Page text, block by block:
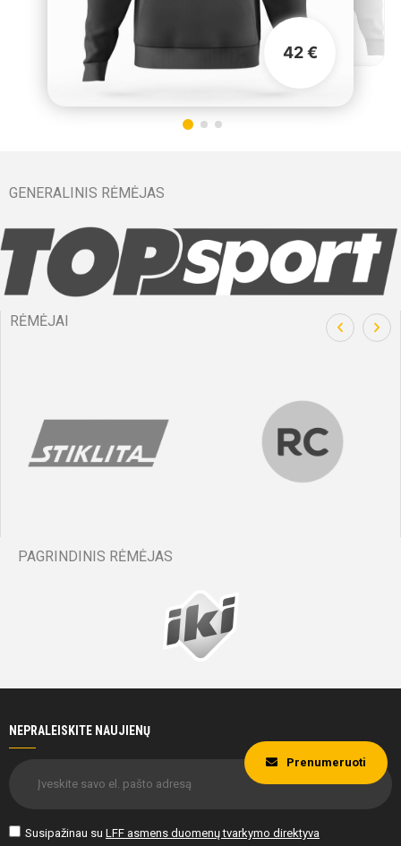
42 €
GENERALINIS RĖMĖJAS
RĖMĖJAI
PAGRINDINIS RĖMĖJAS
NEPRALEISKITE NAUJIENŲ
Susipažinau su LFF asmens duomenų tvarkymo direktyva
Prenumeruoti